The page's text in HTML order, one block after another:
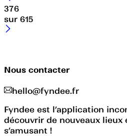
376
sur 615
Nous contacter
hello@fyndee.fr
Fyndee est l’application
découvrir de nouveaux
s’amusant !